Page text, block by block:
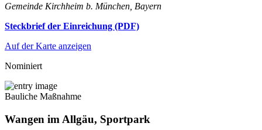
Gemeinde Kirchheim b. München, Bayern
Steckbrief der Einreichung (PDF)
Auf der Karte anzeigen
Nominiert
Bauliche Maßnahme
Wangen im Allgäu, Sportpark